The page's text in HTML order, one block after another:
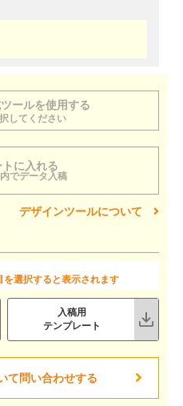
ールを使用する
してください
トに入れる
でデータ入稿
デザインツールについて
選択すると表示されます
入稿用
テンプレート
て問い合わせする